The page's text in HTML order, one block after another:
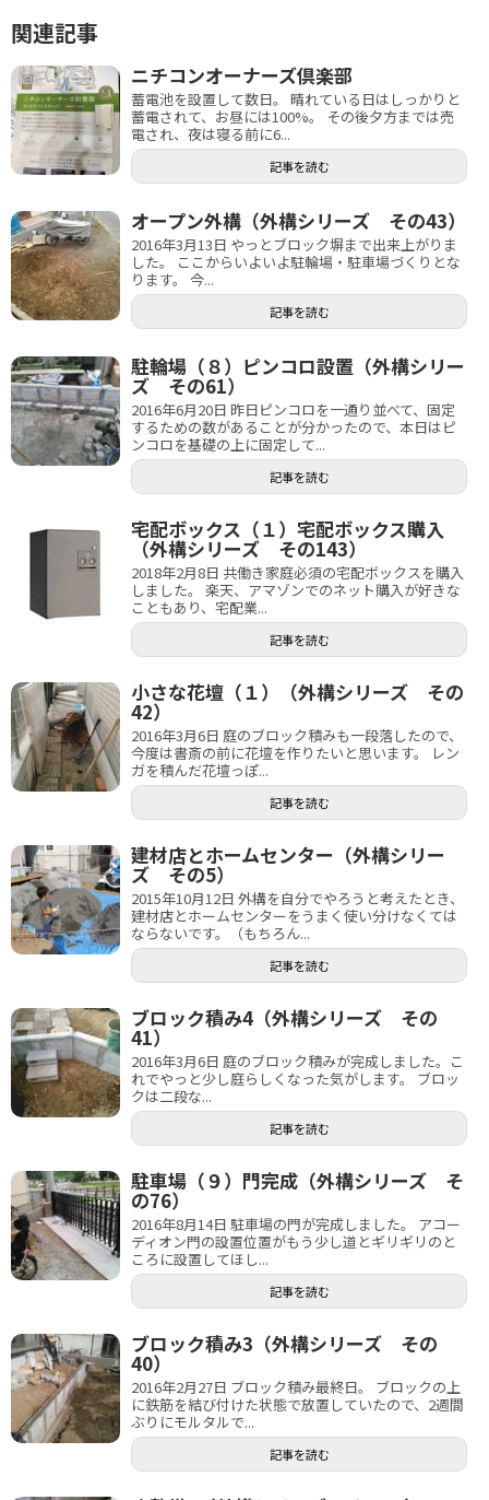
関連記事
ニチコンオーナーズ倶楽部
蓄電池を設置して数日。 晴れている日はしっかりと
蓄電されて、お昼には100%。 その後夕方までは売
電され、夜は寝る前に6...
記事を読む
オープン外構（外構シリーズ その43）
2016年3月13日 やっとブロック塀まで出来上がりま
した。 ここからいよいよ駐輪場・駐車場づくりとな
ります。 今...
記事を読む
駐輪場（８）ピンコロ設置（外構シリー
ズ その61）
2016年6月20日 昨日ピンコロを一通り並べて、固定
するための数があることが分かったので、本日はピ
ンコロを基礎の上に固定して...
記事を読む
宅配ボックス（１）宅配ボックス購入
（外構シリーズ その143）
2018年2月8日 共働き家庭必須の宅配ボックスを購入
しました。 楽天、アマゾンでのネット購入が好きな
こともあり、宅配業...
記事を読む
小さな花壇（１）（外構シリーズ その
42）
2016年3月6日 庭のブロック積みも一段落したので、
今度は書斎の前に花壇を作りたいと思います。 レン
ガを積んだ花壇っぽ...
記事を読む
建材店とホームセンター（外構シリー
ズ その5）
2015年10月12日 外構を自分でやろうと考えたとき、
建材店とホームセンターをうまく使い分けなくては
ならないです。（もちろん...
記事を読む
ブロック積み4（外構シリーズ その
41）
2016年3月6日 庭のブロック積みが完成しました。こ
れでやっと少し庭らしくなった気がします。 ブロッ
クは二段な...
記事を読む
駐車場（９）門完成（外構シリーズ そ
の76）
2016年8月14日 駐車場の門が完成しました。 アコー
ディオン門の設置位置がもう少し道とギリギリのと
ころに設置してほし...
記事を読む
ブロック積み3（外構シリーズ その
40）
2016年2月27日 ブロック積み最終日。 ブロックの上
に鉄筋を結び付けた状態で放置していたので、2週間
ぶりにモルタルで...
記事を読む